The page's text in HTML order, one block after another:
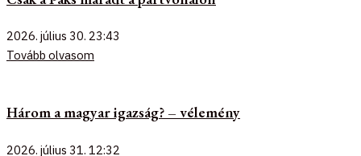
2026. július 30. 23:43
Tovább olvasom
Három a magyar igazság? – vélemény
2026. július 31. 12:32